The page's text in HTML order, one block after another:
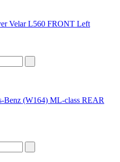
Velar L560 FRONT Left
Benz (W164) ML-class REAR